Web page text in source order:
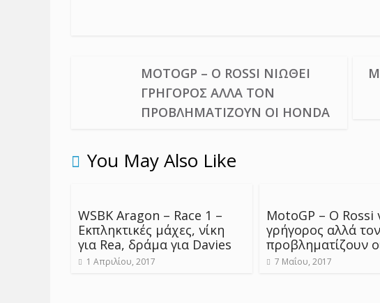
MOTOGP – Ο ROSSI ΝΙΏΘΕΙ
ΓΡΉΓΟΡΟΣ ΑΛΛΆ ΤΟΝ
ΠΡΟΒΛΗΜΑΤΊΖΟΥΝ ΟΙ HONDA
You May Also Like
WSBK Aragon – Race 1 –
Εκπληκτικές μάχες, νίκη
για Rea, δράμα για Davies
1 Απριλίου, 2017
MotoGP – Ο Rossi
γρήγορος αλλά τον
προβληματίζουν
7 Μαΐου, 2017